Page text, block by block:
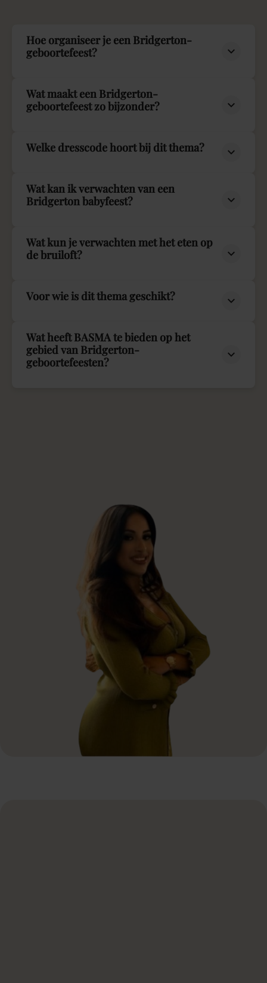
Hoe organiseer je een Bridgerton-
geboortefeest?
Wat maakt een Bridgerton-
geboortefeest zo bijzonder?
Welke dresscode hoort bij dit thema?
Wat kan ik verwachten van een
Bridgerton babyfeest?
Wat kun je verwachten met het eten op
de bruiloft?
Voor wie is dit thema geschikt?
Wat heeft BASMA te bieden op het
gebied van Bridgerton-
geboortefeesten?